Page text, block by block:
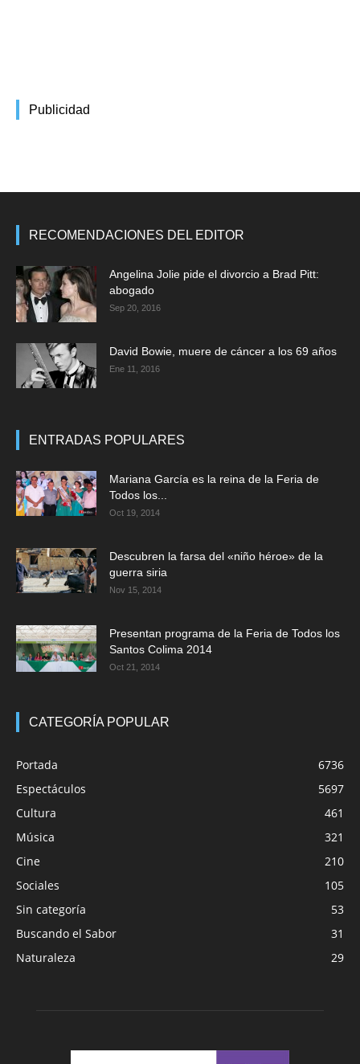
Publicidad
RECOMENDACIONES DEL EDITOR
Angelina Jolie pide el divorcio a Brad Pitt:
abogado
Sep 20, 2016
David Bowie, muere de cáncer a los 69 años
Ene 11, 2016
ENTRADAS POPULARES
Mariana García es la reina de la Feria de
Todos los...
Oct 19, 2014
Descubren la farsa del «niño héroe» de la
guerra siria
Nov 15, 2014
Presentan programa de la Feria de Todos los
Santos Colima 2014
Oct 21, 2014
CATEGORÍA POPULAR
Portada
6736
Espectáculos
5697
Cultura
461
Música
321
Cine
210
Sociales
105
Sin categoría
53
Buscando el Sabor
31
Naturaleza
29